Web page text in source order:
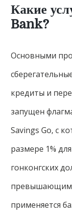
Какие
Bank?
Основными
кредиты и
запущен
Savings Gо, с
размере 1%
гонконгских
превышающим
применяется